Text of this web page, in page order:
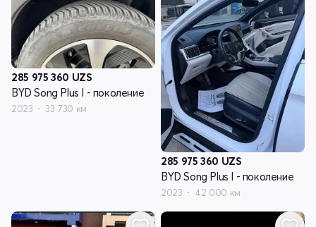
285 975 360 UZS
BYD Song Plus I - поколение
2023 33 730 км
285 975 360 UZS
BYD Song Plus I - поколение
2023 42 000 км